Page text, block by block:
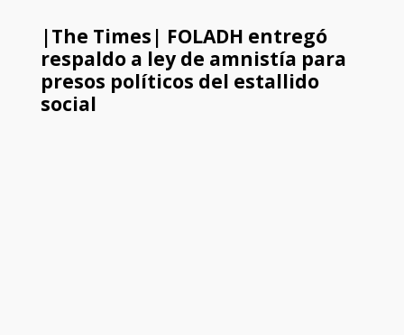
|The Times| FOLADH entregó
respaldo a ley de amnistía para
presos políticos del estallido
social